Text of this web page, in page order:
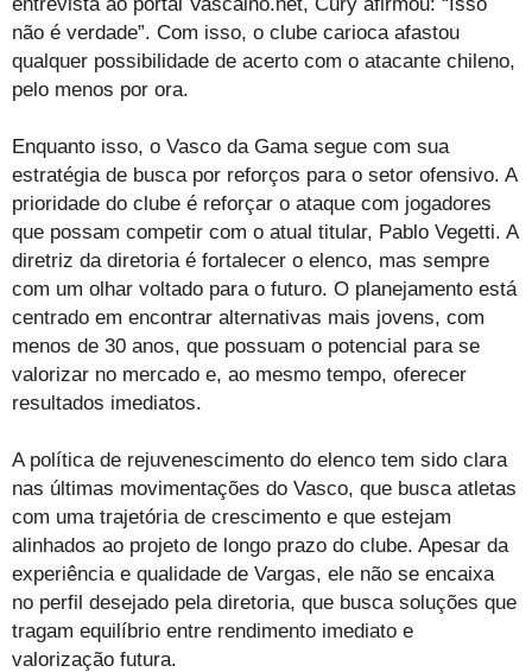
não é verdade”. Com isso, o clube carioca afastou
qualquer possibilidade de acerto com o atacante chileno,
pelo menos por ora.
Enquanto isso, o Vasco da Gama segue com sua
estratégia de busca por reforços para o setor ofensivo. A
prioridade do clube é reforçar o ataque com jogadores
que possam competir com o atual titular, Pablo Vegetti. A
diretriz da diretoria é fortalecer o elenco, mas sempre
com um olhar voltado para o futuro. O planejamento está
centrado em encontrar alternativas mais jovens, com
menos de 30 anos, que possuam o potencial para se
valorizar no mercado e, ao mesmo tempo, oferecer
resultados imediatos.
A política de rejuvenescimento do elenco tem sido clara
nas últimas movimentações do Vasco, que busca atletas
com uma trajetória de crescimento e que estejam
alinhados ao projeto de longo prazo do clube. Apesar da
experiência e qualidade de Vargas, ele não se encaixa
no perfil desejado pela diretoria, que busca soluções que
tragam equilíbrio entre rendimento imediato e
valorização futura.